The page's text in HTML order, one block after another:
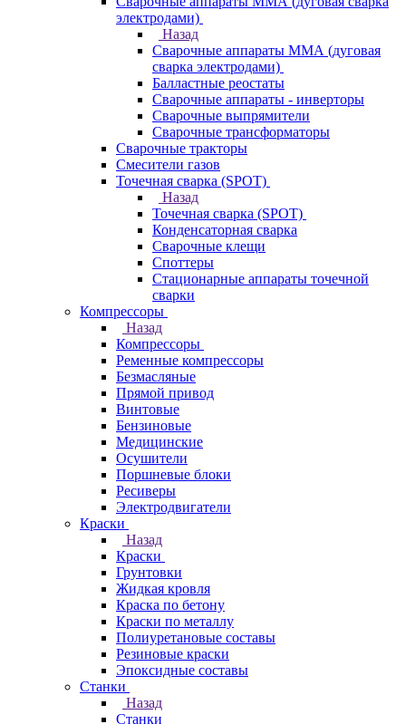
электродами)
Назад
Сварочные аппараты ММА (дуговая
сварка электродами)
Балластные реостаты
Сварочные аппараты - инверторы
Сварочные выпрямители
Сварочные трансформаторы
Сварочные тракторы
Смесители газов
Точечная сварка (SPOT)
Назад
Точечная сварка (SPOT)
Конденсаторная сварка
Сварочные клещи
Споттеры
Стационарные аппараты точечной
сварки
Компрессоры
Назад
Компрессоры
Ременные компрессоры
Безмасляные
Прямой привод
Винтовые
Бензиновые
Медицинские
Осушители
Поршневые блоки
Ресиверы
Электродвигатели
Краски
Назад
Краски
Грунтовки
Жидкая кровля
Краска по бетону
Краски по металлу
Полиуретановые составы
Резиновые краски
Эпоксидные составы
Станки
Назад
Станки